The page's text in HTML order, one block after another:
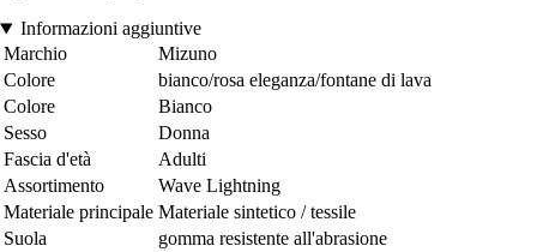
Informazioni aggiuntive
Marchio
Mizuno
Colore
bianco/rosa eleganza/fontane di lava
Colore
Bianco
Sesso
Donna
Fascia d'età
Adulti
Assortimento
Wave Lightning
Materiale principale Materiale sintetico / tessile
Suola
gomma resistente all'abrasione